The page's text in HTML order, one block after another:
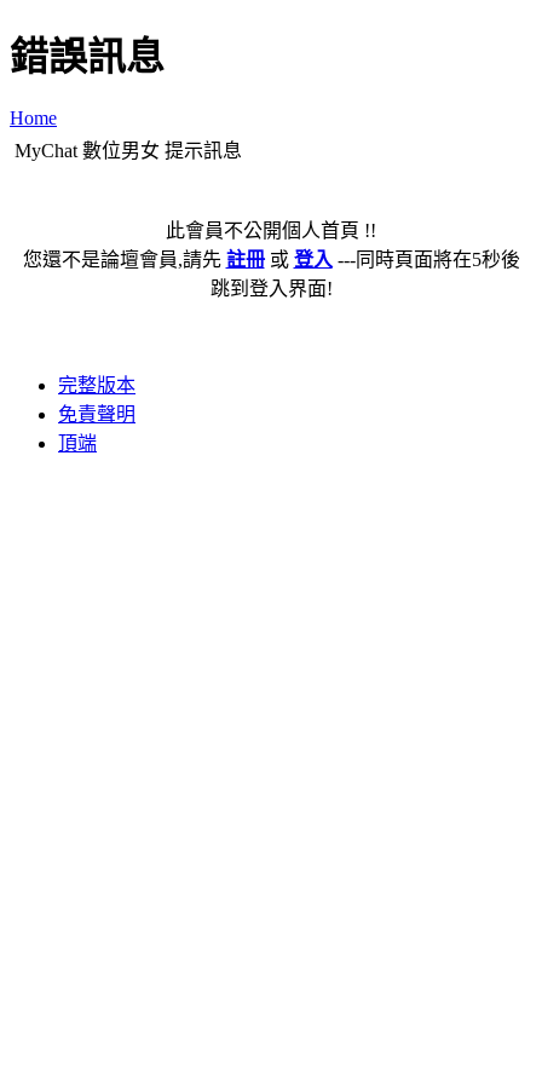
錯誤訊息
Home
MyChat 數位男女 提示訊息
此會員不公開個人首頁 !!
您還不是論壇會員,請先 註冊或 登入 ---同時頁面將在5秒後
跳到登入界面!
完整版本
免責聲明
頂端